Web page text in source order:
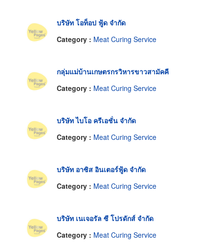
บริษัท โอท็อป ฟู้ด จำกัด
Category : Meat Curing Service
กลุ่มแม่บ้านเกษตรกรวิหารขาวสามัคคี
Category : Meat Curing Service
บริษัท ไบโอ ครีเอชั่น จำกัด
Category : Meat Curing Service
บริษัท อาซิส อินเตอร์ฟู้ด จำกัด
Category : Meat Curing Service
บริษัท เนเจอรัล ซี โปรดักส์ จำกัด
Category : Meat Curing Service